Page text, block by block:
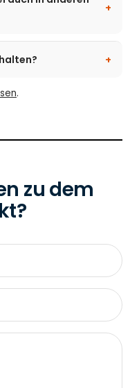
.
zu dem